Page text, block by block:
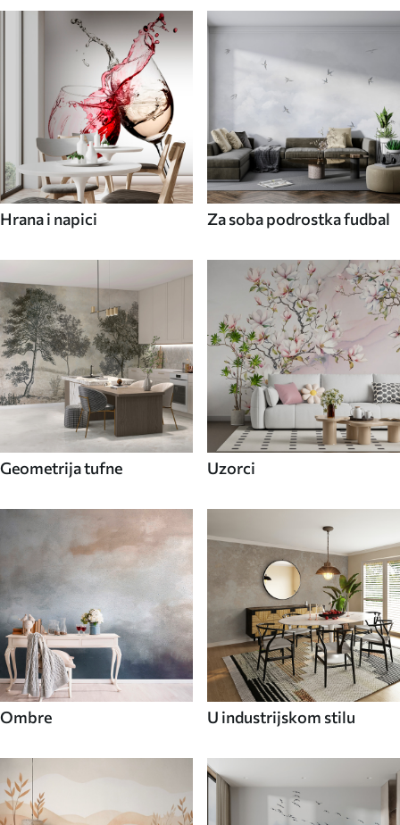
Hrana i napici Za soba podrostka fudbal
Geometrija tufne Uzorci
Ombre U industrijskom stilu